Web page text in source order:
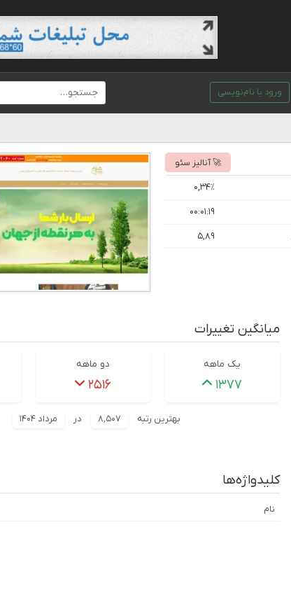
ورود یا نام‌نویسی
🚀 آنالیز سئو
۰,۳۴٪
۰۰:۰۱:۱۹
۵,۸۹
میانگین تغییرات
یک ماهه
۱۳۷۷
دو ماهه
۲۵۱۶
بهترین رتبه ۸,۵۰۷ در مرداد ۱۴۰۴
کلیدواژه‌ها
نام